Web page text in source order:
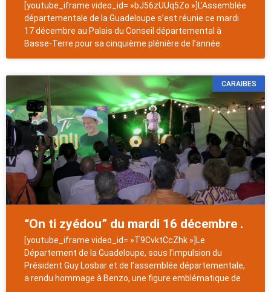
[youtube_iframe video_id= »bJ56zUUq5Zo »]L’Assemblée
départementale de la Guadeloupe s’est réunie ce mardi
17 décembre au Palais du Conseil départemental à
Basse-Terre pour sa cinquième plénière de l’année.
CARAIBES
“On ti zyédou” du mardi 16 décembre .
[youtube_iframe video_id= »T9CvktCcZhk »]Le
Département de la Guadeloupe, sous l’impulsion du
Président Guy Losbar et de l’assemblée départementale,
a rendu hommage à Benzo, une figure emblématique de